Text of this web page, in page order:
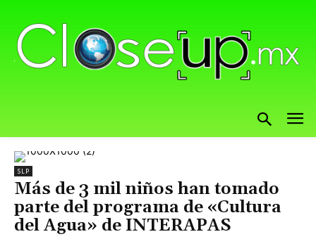
SLP
Más de 3 mil niños han tomado
parte del programa de «Cultura
del Agua» de INTERAPAS